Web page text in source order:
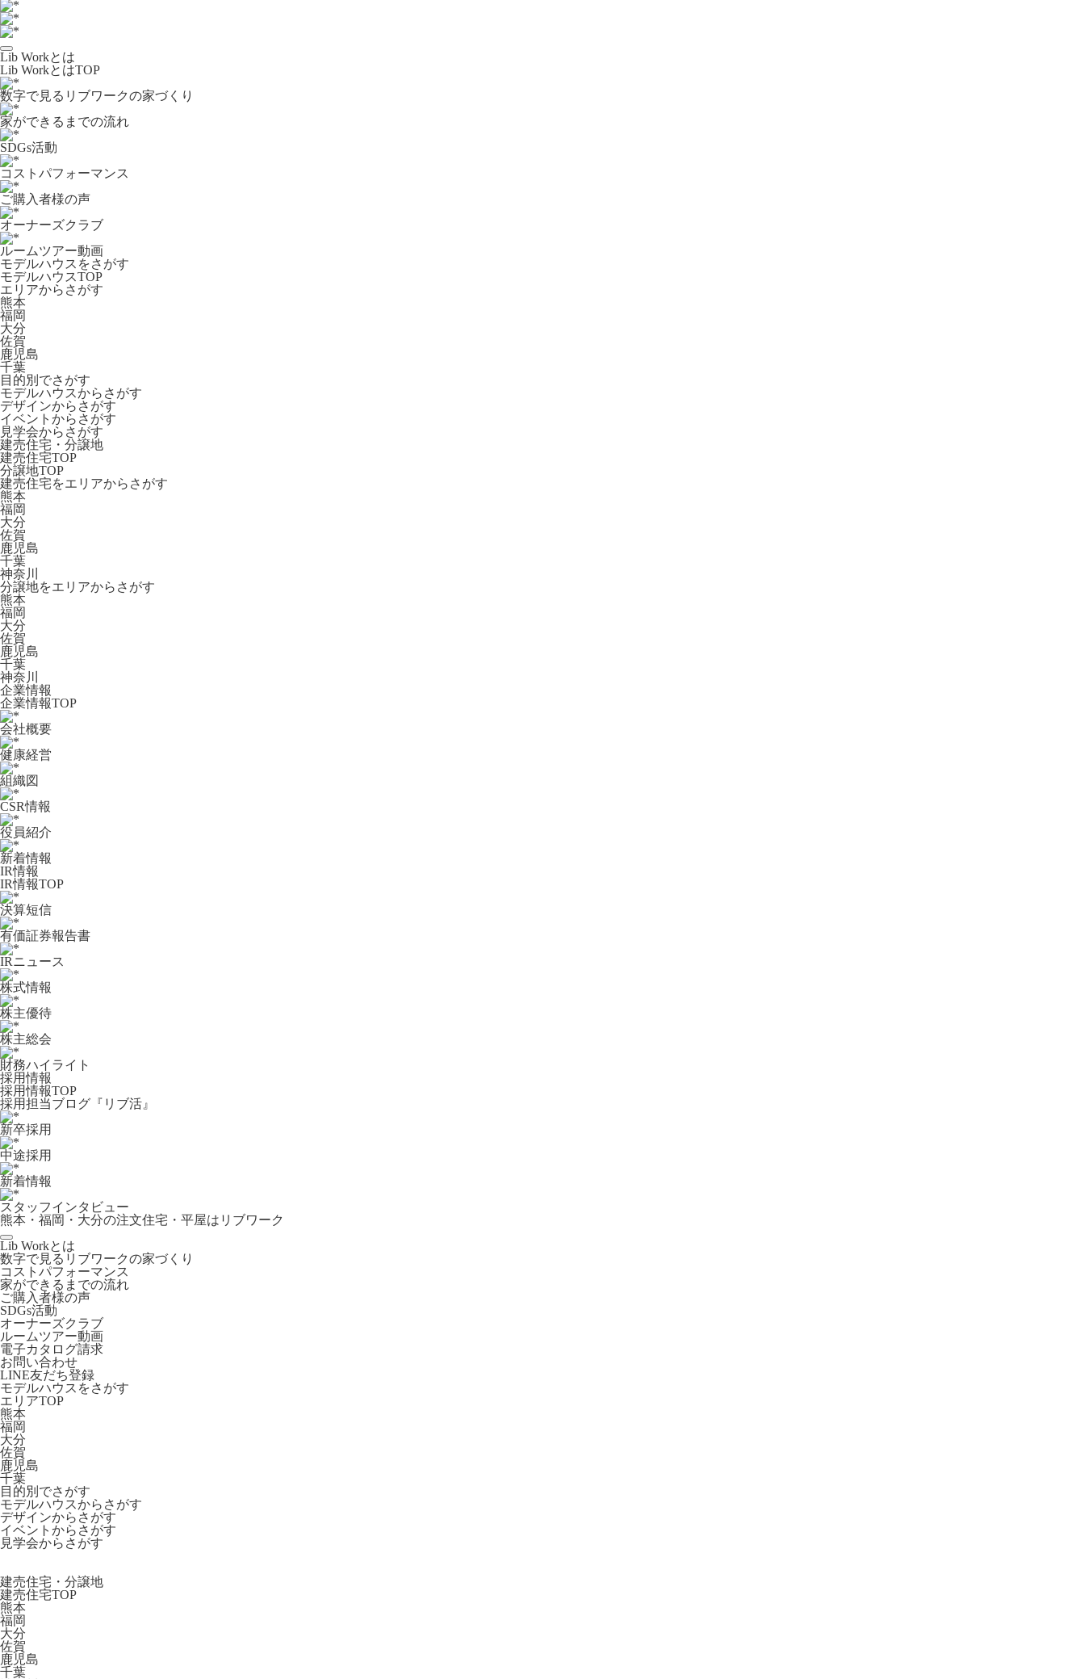
Lib Workとは
Lib WorkとはTOP
数字で⾒るリブワークの家づくり
家ができるまでの流れ
SDGs活動
コストパフォーマンス
ご購入者様の声
オーナーズクラブ
ルームツアー動画
モデルハウスをさがす
モデルハウスTOP
エリアからさがす
熊本
福岡
大分
佐賀
鹿児島
千葉
目的別でさがす
モデルハウスからさがす
デザインからさがす
イベントからさがす
見学会からさがす
建売住宅・分譲地
建売住宅TOP
分譲地TOP
建売住宅をエリアからさがす
熊本
福岡
大分
佐賀
鹿児島
千葉
神奈川
分譲地をエリアからさがす
熊本
福岡
大分
佐賀
鹿児島
千葉
神奈川
企業情報
企業情報TOP
会社概要
健康経営
組織図
CSR情報
役員紹介
新着情報
IR情報
IR情報TOP
決算短信
有価証券報告書
IRニュース
株式情報
株主優待
株主総会
財務ハイライト
採用情報
採用情報TOP
採用担当ブログ『リブ活』
新卒採用
中途採用
新着情報
スタッフインタビュー
熊本・福岡・大分の注文住宅・平屋はリブワーク
Lib Workとは
数字で見るリブワークの家づくり
コストパフォーマンス
家ができるまでの流れ
ご購入者様の声
SDGs活動
オーナーズクラブ
ルームツアー動画
電子カタログ請求
お問い合わせ
LINE友だち登録
モデルハウスをさがす
エリアTOP
熊本
福岡
大分
佐賀
鹿児島
千葉
目的別でさがす
モデルハウスからさがす
デザインからさがす
イベントからさがす
見学会からさがす
建売住宅・分譲地
建売住宅TOP
熊本
福岡
大分
佐賀
鹿児島
千葉